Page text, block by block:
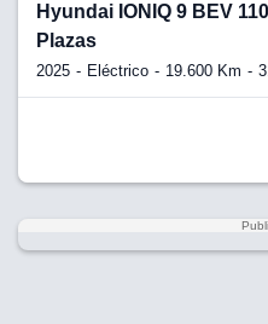
Hyundai IONIQ 9 BEV
Plazas
2025 Eléctrico 19.600 Km